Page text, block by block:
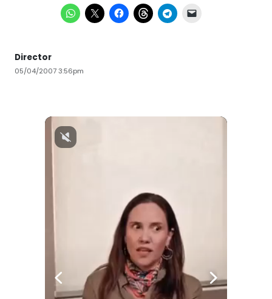
Director
05/04/2007 3:56pm